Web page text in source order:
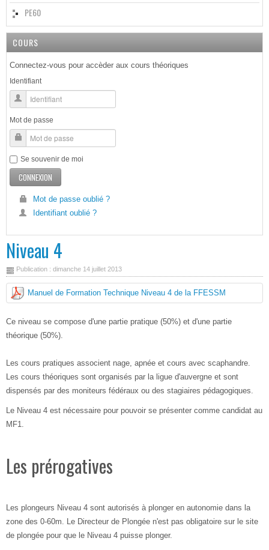
PE60
COURS
Connectez-vous pour accèder aux cours théoriques
Identifiant
Mot de passe
Se souvenir de moi
Mot de passe oublié ?
Identifiant oublié ?
Niveau 4
Publication : dimanche 14 juillet 2013
Manuel de Formation Technique Niveau 4 de la FFESSM
Ce niveau se compose d'une partie pratique (50%) et d'une partie
théorique (50%).
Les cours pratiques associent nage, apnée et cours avec scaphandre.
Les cours théoriques sont organisés par la ligue d'auvergne et sont
dispensés par des moniteurs fédéraux ou des stagiaires pédagogiques.
Le Niveau 4 est nécessaire pour pouvoir se présenter comme candidat au
MF1.
Les prérogatives
Les plongeurs Niveau 4 sont autorisés à plonger en autonomie dans la
zone des 0-60m. Le Directeur de Plongée n'est pas obligatoire sur le site
de plongée pour que le Niveau 4 puisse plonger.